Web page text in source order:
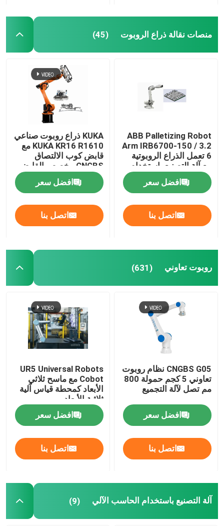
جولة في المعمل
رقابة جودة
اطلب اقتباس
ذراع روبوت اللحام
روبوت تعاوني
آلة التصنيع باستخدام الحاسب الآلي
الروبوت الخطي المسار
أغطية واقية للروبوت
منصات نقالة ذراع الروبوت (45)
ABB Palletizing Robot
Arm IRB6700-150 / 3.2
6 تعمل الذراع الروبوتية
مع آلة التصنيع باستخدام
الحاسب الآلي
افضل سعر
اتصل بنا
KUKA ذراع روبوت صناعي
KUKA KR16 R1610 مع
قابض كوب الالتصاق
CNGBS مخصص القابض
من أجل منصات نقالة
افضل سعر
اتصل بنا
روبوت تعاوني (631)
CNGBS G05 نظام روبوت
تعاوني 5 كجم حمولة 800
مم تصل لآلة التجميع
افضل سعر
اتصل بنا
UR5 Universal Robots
Cobot مع ماسح ثلاثي
الأبعاد كمحطة قياس آلية
ثلاثية الأبعاد
افضل سعر
اتصل بنا
آلة التصنيع باستخدام الحاسب الآلي (9)